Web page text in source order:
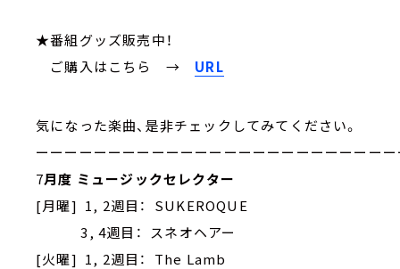
★番組グッズ販売中！
ご購入はこちら → URL
気になった楽曲、是非チェックしてみてください。
ーーーーーーーーーーーーーーーーーーーーーーーーー
7月度 ミュージックセレクター
[月曜] 1, 2週目： SUKEROQUE
3, 4週目： スネオヘアー
[火曜] 1, 2週目： The Lamb